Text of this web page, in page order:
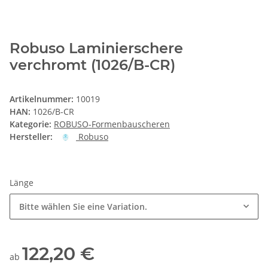
Robuso Laminierschere
verchromt (1026/B-CR)
Artikelnummer: 10019
HAN: 1026/B-CR
Kategorie: ROBUSO-Formenbauscheren
Hersteller:
Robuso
Länge
Bitte wählen Sie eine Variation.
ab 122,20 €